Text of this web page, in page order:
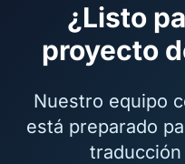
¿Listo
proyecto
Nuestro equipo
está preparado
traducción